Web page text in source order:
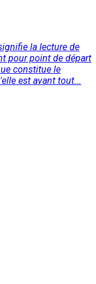
la lecture de
pour point de départ
constitue le
est avant tout...